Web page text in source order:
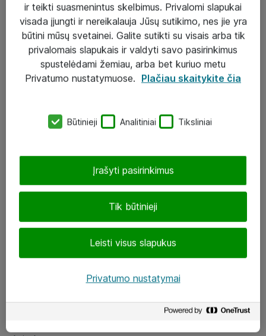
Sprendimai
Įgyvendinti projektai
Atea ekspertų patarimai verslui
eShop@atea.lt
LinkedIn
ir teikti suasmenintus skelbimus. Privalomi slapukai
visada įjungti ir nereikalauja Jūsų sutikimo, nes jie yra
būtini mūsų svetainei. Galite sutikti su visais arba tik
privalomais slapukais ir valdyti savo pasirinkimus
spustelėdami žemiau, arba bet kuriuo metu
Privatumo nustatymuose. Plačiau skaitykite čia
Būtinieji Analitiniai Tiksliniai
Tik būtinieji
Leisti visus slapukus
Įrašyti pasirinkimus
Privatumo nustatymai